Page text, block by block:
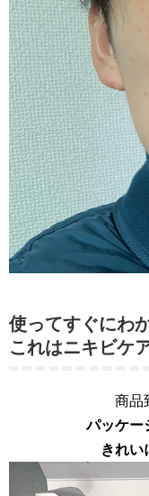
使ってすぐにわ
これはニキビケ
商品
パッケー
きれい